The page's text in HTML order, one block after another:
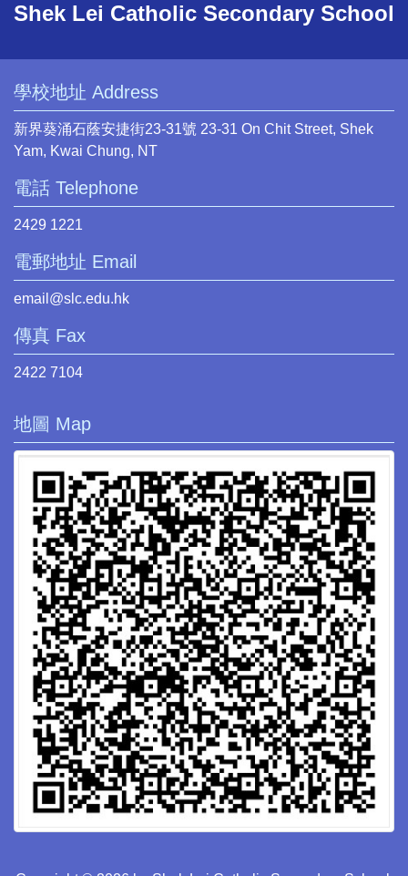
Shek Lei Catholic Secondary School
學校地址 Address
新界葵涌石蔭安捷街23-31號 23-31 On Chit Street, Shek
Yam, Kwai Chung, NT
電話 Telephone
2429 1221
電郵地址 Email
email@slc.edu.hk
傳真 Fax
2422 7104
地圖 Map